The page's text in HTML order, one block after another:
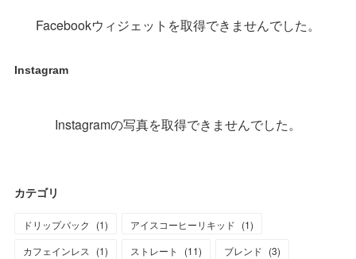
Facebookウィジェットを取得できませんでした。
Instagram
Instagramの写真を取得できませんでした。
カテゴリ
ドリップバック (1) アイスコーヒーリキッド (1)
カフェインレス
(1) ストレート (11) ブレンド (3)